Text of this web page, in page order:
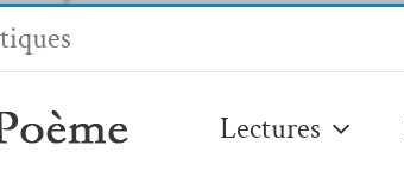
Lectures